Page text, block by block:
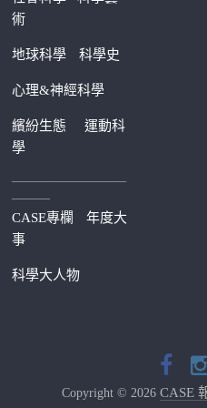
術
地球科學 科學史
心理&神經科學
繽紛生態運動科
學
—————————
———
CASE專欄
年度大
事
科學大人物
Copyright © 2026 CASE